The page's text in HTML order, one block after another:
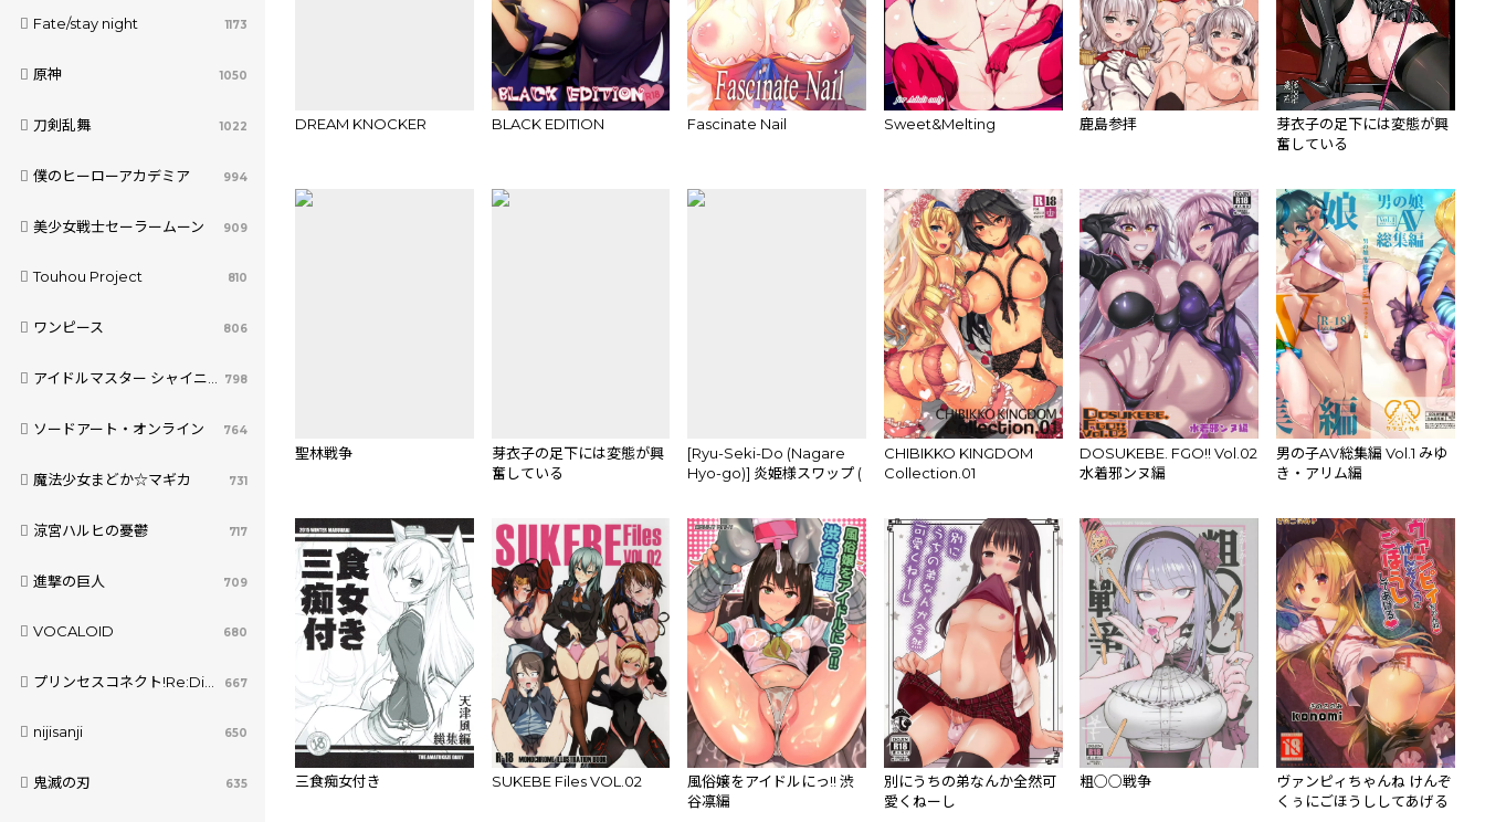
Fate/stay night 1173
原神 1050
刀剣乱舞 1022
僕のヒーローアカデミア 994
美少女戦士セーラームーン 909
Touhou Project 810
ワンピース 806
アイドルマスター シャイニーカラーズ 798
ソードアート・オンライン 764
魔法少女まどか☆マギカ 731
涼宮ハルヒの憂鬱 717
進撃の巨人 709
VOCALOID 680
プリンセスコネクト!Re:Dive 667
nijisanji 650
鬼滅の刃 635
DREAM KNOCKER BLACK EDITION Fascinate Nail Sweet&Melting 鹿島参拝
芽衣子の足下には変態が興
奮している
聖林戦争
芽衣子の足下には変態が興
奮している
[Ryu-Seki-Do (Nagare
Hyo-go)] 炎姫様スワップ (
)sample
CHIBIKKO KINGDOM
Collection.01
DOSUKEBE. FGO!! Vol.02
水着邪ンヌ編
男の子AV総集編 Vol.1 みゆ
き・アリム編
三食痴女付き SUKEBE Files VOL.02
風俗嬢をアイドルにっ!! 渋
谷凛編
別にうちの弟なんか全然可
愛くねーし
粗○○戦争
ヴァンピィちゃんね けんぞ
くぅにごほうししてあげる